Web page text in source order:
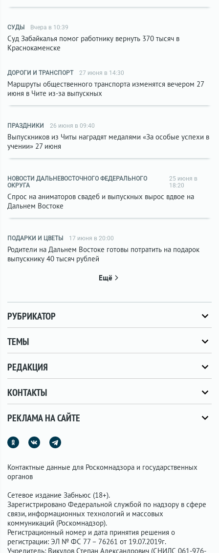
СУДЫ Вчера в 10:39
Суд Забайкалья помог работнику вернуть 370 тысяч в
Краснокаменске
ДОРОГИ И ТРАНСПОРТ 27 июня в 14:30
Маршруты общественного транспорта изменятся вечером 27
июня в Чите из-за выпускных
ПРАЗДНИКИ 26 июня в 09:40
Выпускников из Читы наградят медалями «За особые успехи в
учении» 27 июня
НОВОСТИ ДАЛЬНЕВОСТОЧНОГО ФЕДЕРАЛЬНОГО
ОКРУГА
25 июня в
18:20
Спрос на аниматоров свадеб и выпускных вырос вдвое на
Дальнем Востоке
ПОДАРКИ И ЦВЕТЫ 17 июня в 20:00
Родители на Дальнем Востоке готовы потратить на подарок
выпускнику 40 тысяч рублей
Ещё
РУБРИКАТОР
ТЕМЫ
РЕДАКЦИЯ
КОНТАКТЫ
РЕКЛАМА НА САЙТЕ
Контактные данные для Роскомнадзора и государственных
органов
Сетевое издание Забньюс (18+).
Зарегистрировано Федеральной службой по надзору в сфере
связи, информационных технологий и массовых
коммуникаций (Роскомнадзор).
Регистрационный номер и дата принятия решения о
регистрации: ЭЛ № ФС 77 – 76261 от 19.07.2019г.
Учредитель: Викулов Степан Александрович (СНИЛС 061-976-